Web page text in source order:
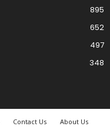
895
652
497
348
Contact Us About Us